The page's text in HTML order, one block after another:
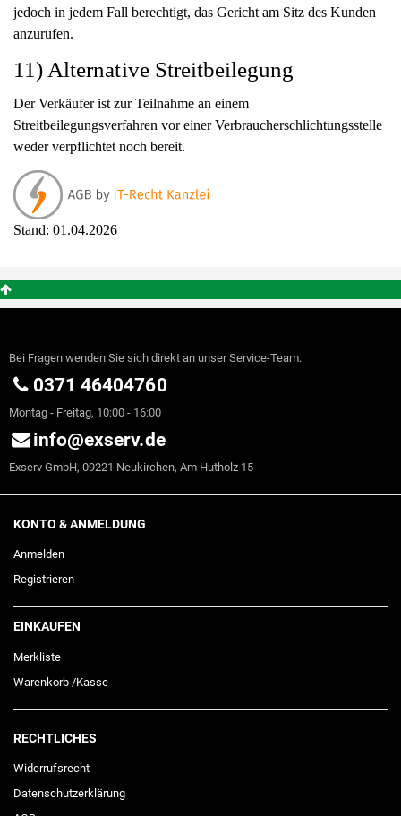
jedoch in jedem Fall berechtigt, das Gericht am Sitz des Kunden
anzurufen.
11) Alternative Streitbeilegung
Der Verkäufer ist zur Teilnahme an einem
Streitbeilegungsverfahren vor einer Verbraucherschlichtungsstelle
weder verpflichtet noch bereit.
Stand: 01.04.2026
Bei Fragen wenden Sie sich direkt an unser Service-Team.
0371 46404760
Montag - Freitag, 10:00 - 16:00
info@exserv.de
Exserv GmbH, 09221 Neukirchen, Am Hutholz 15
KONTO & ANMELDUNG
Anmelden
Registrieren
EINKAUFEN
Merkliste
Warenkorb /Kasse
RECHTLICHES
Widerrufs­recht
Daten­schutz­erklärung